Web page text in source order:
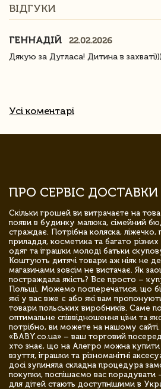
ВІДГУКИ
ГЕННАДІЙ
22.02.2026
Дякую за Дугласа! Дитина в захваті)))
Усі коментарі
ПРО СЕРВІС ДОСТАВКИ
Скільки грошей ви витрачаєте на
появи в будинку малюка, сімейний
страждає. Потрібна коляска, ліжечко,
приладдя, косметика та багато
одяг та іграшки молоді батьки
Коштують дитячі товари аж ніяк не
магазинами зовсім не вистачає. Як
постраждала якість? Все просто –
Польщі. Можемо посперечатися, що
які у вас вже є або які вам
товари польських виробників. Саме
оптимальне співвідношення ціни та
потрібно, ви можете на нашому
«BABY.co.ua» – ваш торговий
хто знає, що на Алегро можна
взуття, іграшки та різноманітні
досі зупиняла складна процедура
покупки, поспішаємо вас порадувати
для дітей стають доступнішими в